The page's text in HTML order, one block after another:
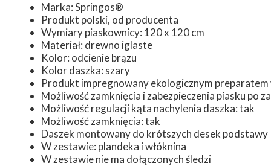
Marka: Springos®
Produkt polski, od producenta
Wymiary piaskownicy: 120 x 120 cm
Materiał: drewno iglaste
Kolor: odcienie brązu
Kolor daszka: szary
Produkt impregnowany ekologicznym
Możliwość zamknięcia i zabezpieczenia piasku po
Możliwość regulacji kąta nachylenia daszka: tak
Możliwość zamknięcia: tak
Daszek montowany do krótszych desek podstawy
W zestawie: plandeka i włóknina
W zestawie nie ma dołączonych śledzi